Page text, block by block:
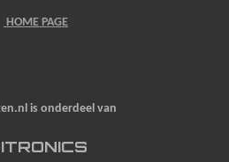
HOME PAGE
is onderdeel van